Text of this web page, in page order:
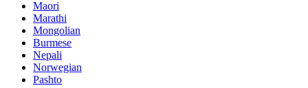
Maori
Marathi
Mongolian
Burmese
Nepali
Norwegian
Pashto